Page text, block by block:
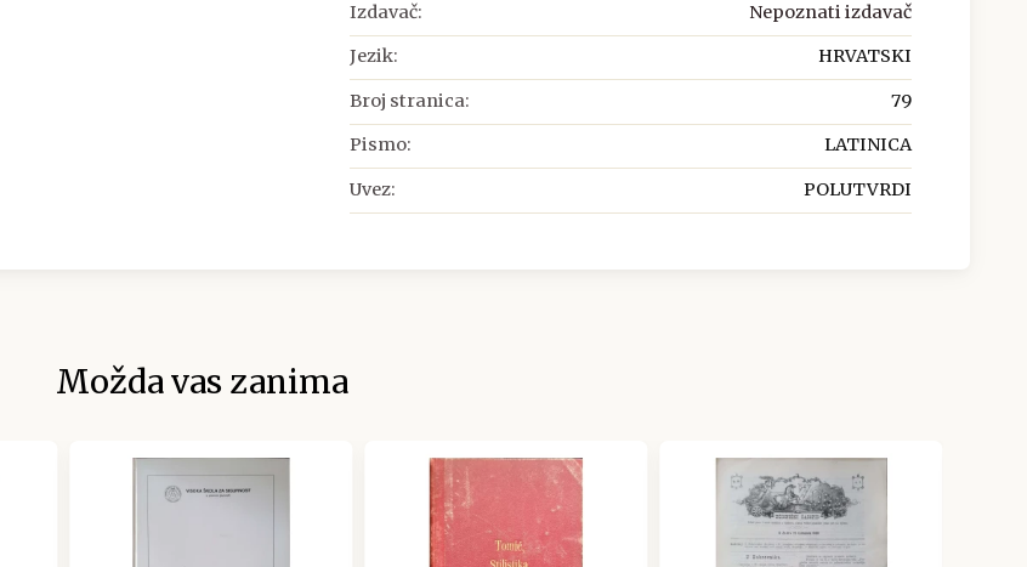
Izdavač: Nepoznati izdavač
Jezik: HRVATSKI
Broj stranica: 79
Pismo: LATINICA
Uvez: POLUTVRDI
Možda vas zanima